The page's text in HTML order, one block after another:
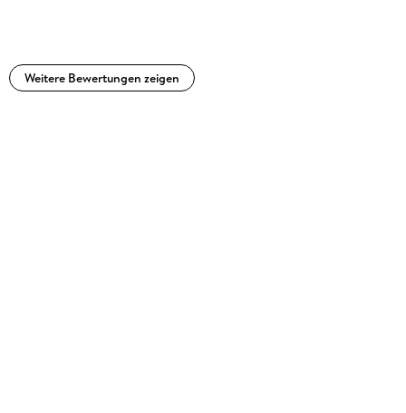
Weitere Bewertungen zeigen